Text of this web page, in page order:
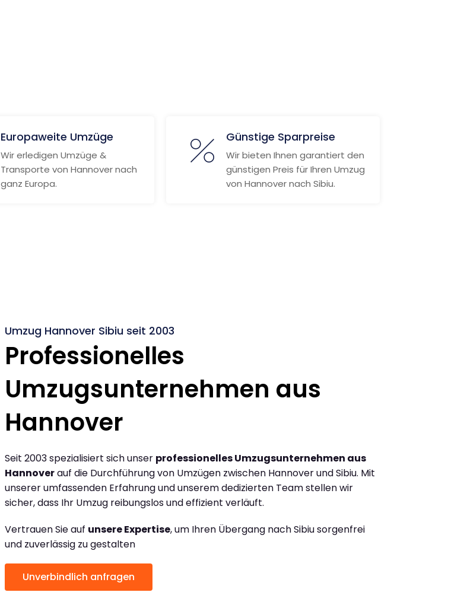
Europaweite Umzüge
Wir erledigen Umzüge &
Transporte von Hannover nach
ganz Europa.
Günstige Sparpreise
Wir bieten Ihnen garantiert den
günstigen Preis für Ihren Umzug
von Hannover nach Sibiu.
Umzug Hannover Sibiu seit 2003
Professionelles
Umzugsunternehmen aus
Hannover
Seit 2003 spezialisiert sich unser professionelles Umzugsunternehmen aus
Hannoverauf die Durchführung von Umzügen zwischen Hannover und Sibiu. Mit
unserer umfassenden Erfahrung und unserem dedizierten Team stellen wir
sicher, dass Ihr Umzug reibungslos und effizient verläuft.
Vertrauen Sie auf unsere Expertise, um Ihren Übergang nach Sibiu sorgenfrei
und zuverlässig zu gestalten
Unverbindlich anfragen